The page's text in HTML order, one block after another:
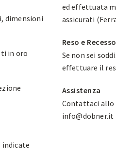
dimensioni
in oro
ed effettuata
assicurati
Reso e Recesso
Se non sei
effettuare il
Assistenza
Contattaci allo
info@dobner.it